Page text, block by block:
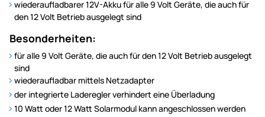
wiederaufladbarer 12V-Akku für alle 9 Volt Geräte, die auch für
den 12 Volt Betrieb ausgelegt sind
Besonderheiten:
für alle 9 Volt Geräte, die auch für den 12 Volt Betrieb ausgelegt
sind
wiederaufladbar mittels Netzadapter
der integrierte Laderegler verhindert eine Überladung
10 Watt oder 12 Watt Solarmodul kann angeschlossen werden